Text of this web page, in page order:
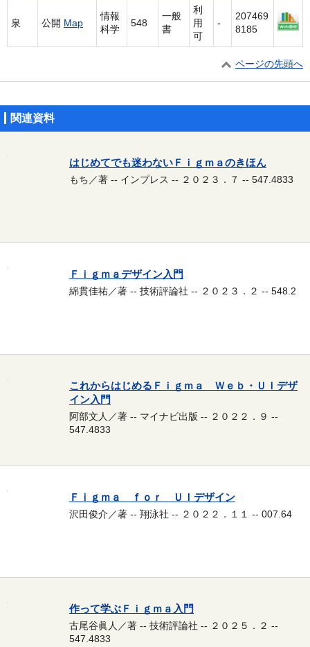
泉 公開 Map
情報
科学
548
一般
書
利
用
可
-
207469
8185
ページの先頭へ
関連資料
はじめてでも迷わないＦｉｇｍａのきほん
もち／著 -- インプレス -- ２０２３．７ -- 547.4833
Ｆｉｇｍａデザイン入門
綿貫佳祐／著 -- 技術評論社 -- ２０２３．２ -- 548.2
これからはじめるＦｉｇｍａ Ｗｅｂ・ＵＩデザ
イン入門
阿部文人／著 -- マイナビ出版 -- ２０２２．９ --
547.4833
Ｆｉｇｍａ ｆｏｒ ＵＩデザイン
沢田俊介／著 -- 翔泳社 -- ２０２２．１１ -- 007.64
作って学ぶＦｉｇｍａ入門
古尾谷眞人／著 -- 技術評論社 -- ２０２５．２ --
547.4833